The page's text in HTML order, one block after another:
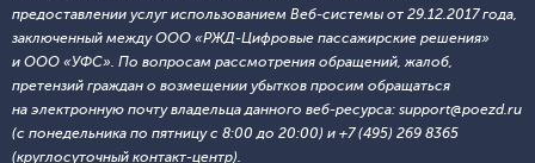
предоставлении услуг использованием Веб-системы от 29.12.2017 года,
заключенный между ООО «РЖД-Цифровые пассажирские решения»
и ООО «УФС». По вопросам рассмотрения обращений, жалоб,
претензий граждан о возмещении убытков просим обращаться
на электронную почту владельца данного веб-ресурса: support@poezd.ru
(с понедельника по пятницу с 8:00 до 20:00) и +7 (495) 269 8365
(круглосуточный контакт-центр).